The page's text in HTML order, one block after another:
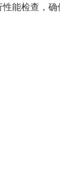
能检查，